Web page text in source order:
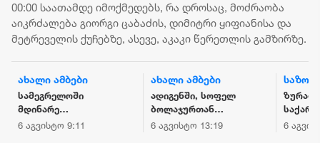
00:00 საათამდე იმოქმედებს, რა დროსაც, მოძრაობა
აიკრძალება გიორგი ცაბაძის, დიმიტრი ყიფიანისა და
მეტრეველის ქუჩებზე, ასევე, აკაკი წერეთლის გამზირზე.
ახალი ამბები
სამეგრელოში
მდინარე
ხობისწყალში
6 აგვისტო 9:11
ახალი ამბები
ადიგენში, სოფელ
ბოლაჯურთან
მომხდარ
6 აგვისტო 13:19
ზურაბ
6